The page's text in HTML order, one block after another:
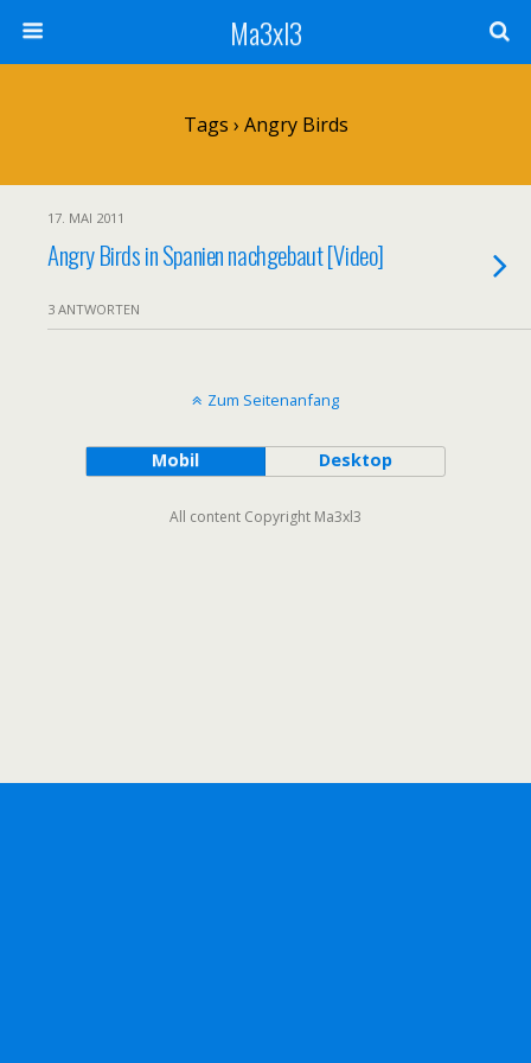
Ma3xl3
Tags › Angry Birds
17. MAI 2011
Angry Birds in Spanien nachgebaut [Video]
3 ANTWORTEN
Zum Seitenanfang
Mobil Desktop
All content Copyright Ma3xl3